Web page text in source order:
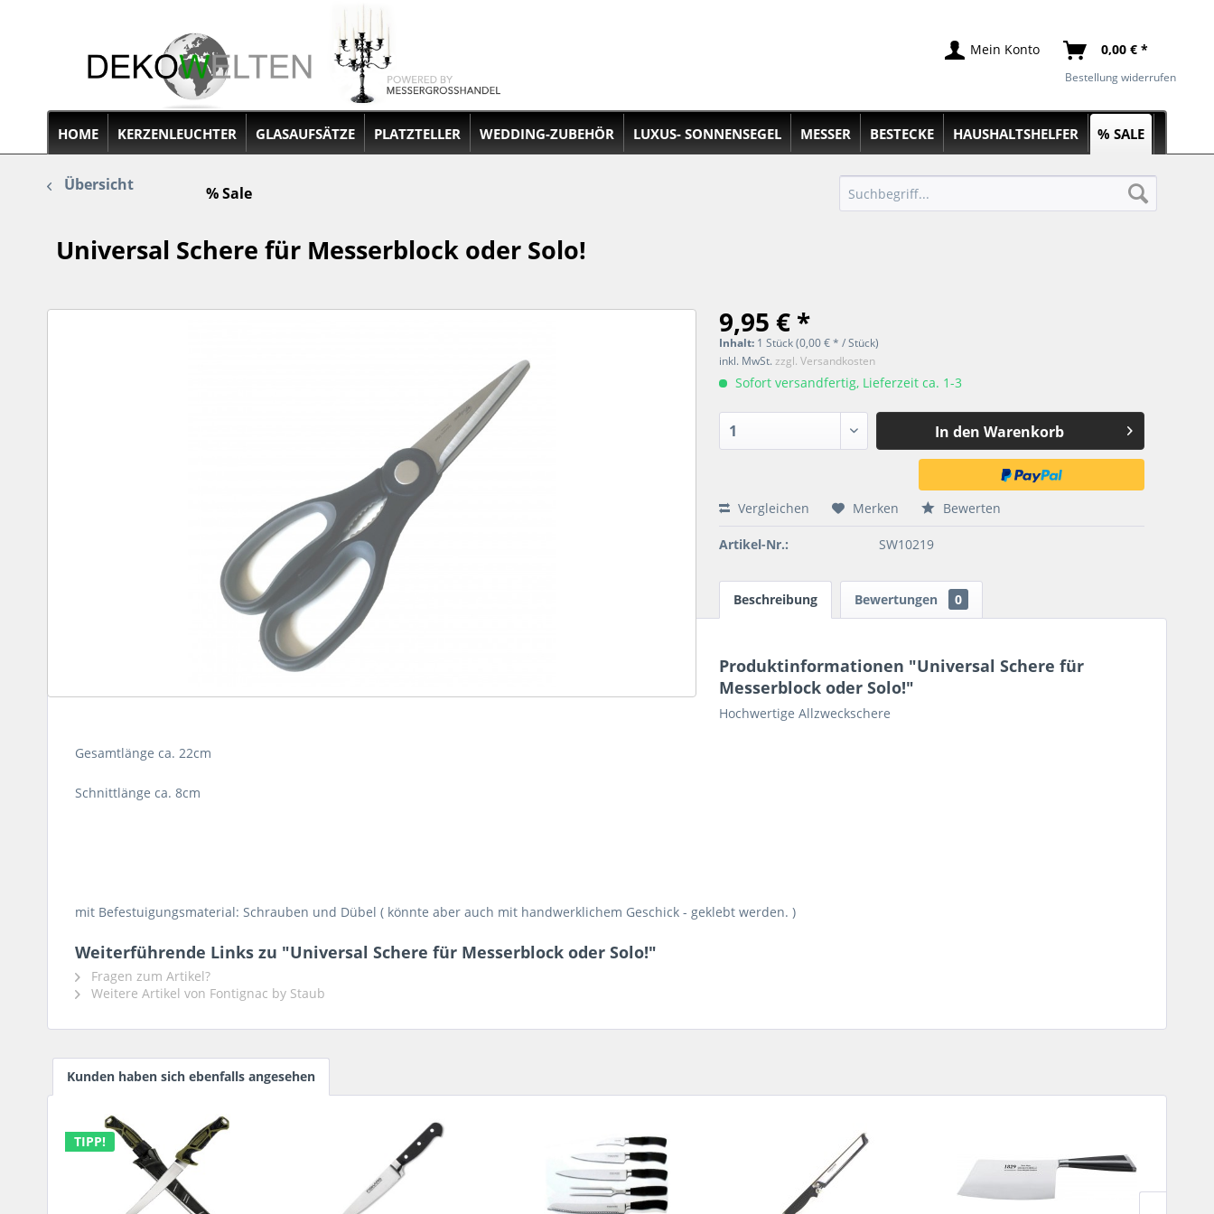
Mein Konto 0,00 € *
Bestellung widerrufen
HOME KERZENLEUCHTER GLASAUFSÄTZE PLATZTELLER WEDDING-ZUBEHÖR LUXUS- SONNENSEGEL MESSER BESTECKE HAUSHALTSHELFER % SALE
Übersicht % Sale
Universal Schere für Messerblock oder Solo!
9,95 € *
Inhalt: 1 Stück (0,00 € * / Stück)
inkl. MwSt.zzgl. Versandkosten
Sofort versandfertig, Lieferzeit ca. 1-3
In den Warenkorb
Vergleichen Merken Bewerten
Artikel-Nr.: SW10219
Beschreibung Bewertungen 0
Produktinformationen "Universal Schere für
Messerblock oder Solo!"
Hochwertige Allzweckschere
Gesamtlänge ca. 22cm
Schnittlänge ca. 8cm
mit Befestuigungsmaterial: Schrauben und Dübel ( könnte aber auch mit handwerklichem Geschick - geklebt werden. )
Weiterführende Links zu "Universal Schere für Messerblock oder Solo!"
Fragen zum Artikel?
Weitere Artikel von Fontignac by Staub
Kunden haben sich ebenfalls angesehen
TIPP!